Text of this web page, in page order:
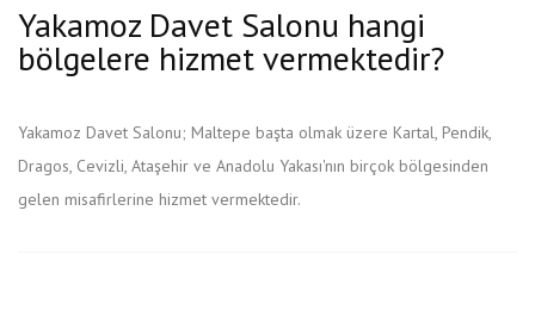
Yakamoz Davet Salonu hangi
bölgelere hizmet vermektedir?
Yakamoz Davet Salonu; Maltepe başta olmak üzere Kartal, Pendik,
Dragos, Cevizli, Ataşehir ve Anadolu Yakası'nın birçok bölgesinden
gelen misafirlerine hizmet vermektedir.